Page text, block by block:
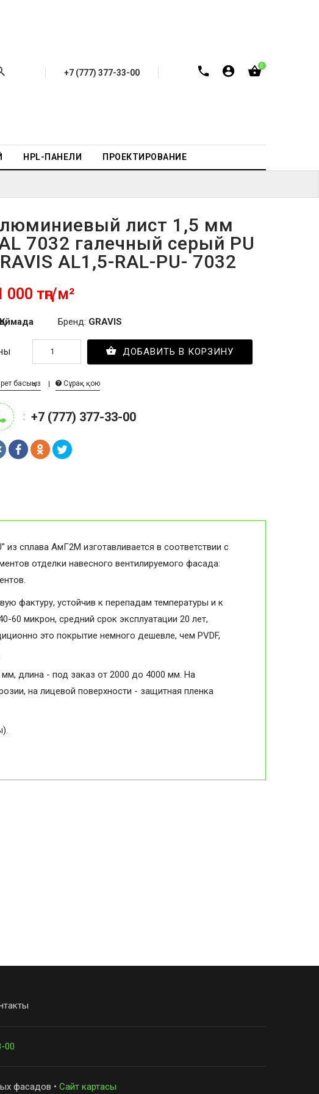
+7 (777) 377-33-00
0
HPL-ПАНЕЛИ ПРОЕКТИРОВАНИЕ
лист 1,5 мм
7032 галечный серый PU
AL1,5-RAL-PU- 7032
000 тңг/м²
Қоймада Бренд: GRAVIS
ДОБАВИТЬ В КОРЗИНУ
басыңыз Сұрақ қою
: +7 (777) 377-33-00
сплава АмГ2М изготавливается в соответствии с
отделки навесного вентилируемого фасада:
фактуру, устойчив к перепадам температуры и к
60 микрон, средний срок эксплуатации 20 лет,
это покрытие немного дешевле, чем PVDF,
длина - под заказ от 2000 до 4000 мм. На
на лицевой поверхности - защитная пленка
00
фасадов • Сайт картасы